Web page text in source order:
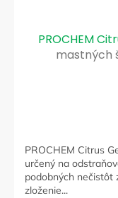
PROCHEM
mastných
PROCHEM Citrus
určený na
podobných nečistôt
zloženie...